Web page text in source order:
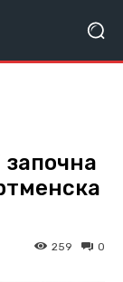
0
259